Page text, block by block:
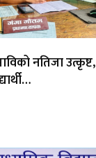
नतिजा उत्कृष्ट,